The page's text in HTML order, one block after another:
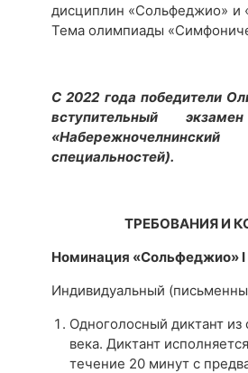
дисциплин «Сольфеджио» и
Тема олимпиады
С 2022 года победители
вступительный
специальностей).
ТРЕБОВАНИЯ И
Номинация «Сольфеджио» I
Индивидуальный
Одноголосный диктант
века. Диктант
течение 20 минут с